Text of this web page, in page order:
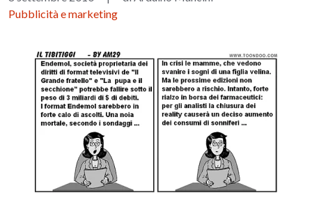
Pubblicità e marketing